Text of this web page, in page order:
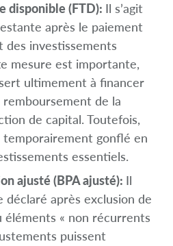
disponible (FTD): Il s’agit
après le paiement
des investissements
mesure est importante,
ultimement à financer
remboursement de la
de capital. Toutefois,
gonflé en
essentiels.
ajusté (BPA ajusté): Il
déclaré après exclusion de
éléments « non récurrents
puissent